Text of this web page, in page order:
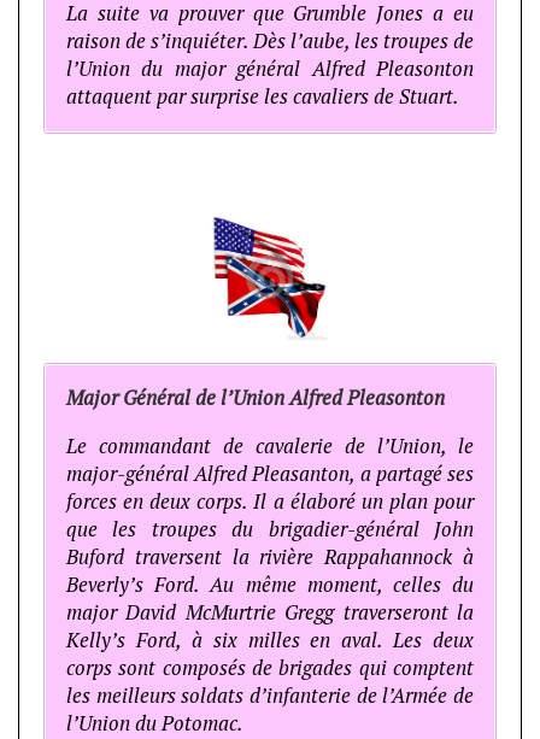
La suite va prouver que Grumble Jones a eu
raison de s’inquiéter. Dès l’aube, les troupes de
l’Union du major général Alfred Pleasonton
attaquent par surprise les cavaliers de Stuart.
Major Général de l’Union Alfred Pleasonton
Le commandant de cavalerie de l’Union, le
major-général Alfred Pleasanton, a partagé ses
forces en deux corps. Il a élaboré un plan pour
que les troupes du brigadier-général John
Buford traversent la rivière Rappahannock à
Beverly’s Ford. Au même moment, celles du
major David McMurtrie Gregg traverseront la
Kelly’s Ford, à six milles en aval. Les deux
corps sont composés de brigades qui comptent
les meilleurs soldats d’infanterie de l’Armée de
l’Union du Potomac.